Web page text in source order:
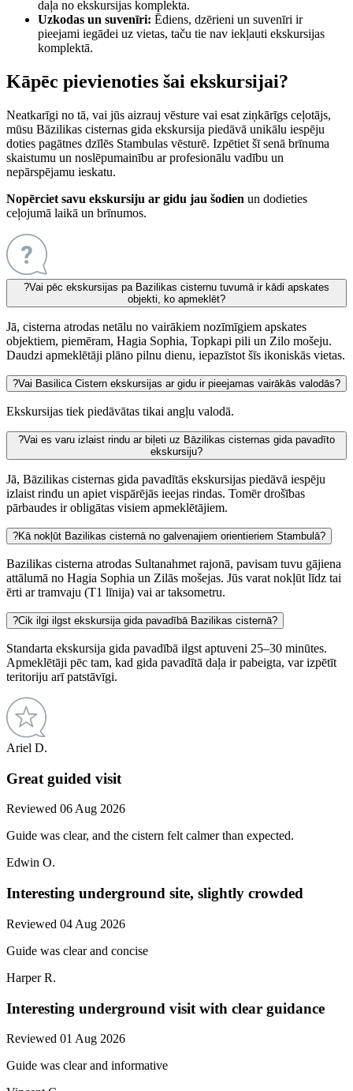
daļa no ekskursijas komplekta.
Uzkodas un suvenīri: Ēdiens, dzērieni un suvenīri ir
pieejami iegādei uz vietas, taču tie nav iekļauti ekskursijas
komplektā.
Kāpēc pievienoties šai ekskursijai?
Neatkarīgi no tā, vai jūs aizrauj vēsture vai esat ziņkārīgs ceļotājs,
mūsu Bāzilikas cisternas gida ekskursija piedāvā unikālu iespēju
doties pagātnes dzīlēs Stambulas vēsturē. Izpētiet šī senā brīnuma
skaistumu un noslēpumainību ar profesionālu vadību un
nepārspējamu ieskatu.
Nopērciet savu ekskursiju ar gidu jau šodien un dodieties
ceļojumā laikā un brīnumos.
?Vai pēc ekskursijas pa Bazilikas cisternu tuvumā ir kādi apskates
objekti, ko apmeklēt?
Jā, cisterna atrodas netālu no vairākiem nozīmīgiem apskates
objektiem, piemēram, Hagia Sophia, Topkapi pili un Zilo mošeju.
Daudzi apmeklētāji plāno pilnu dienu, iepazīstot šīs ikoniskās vietas​.
?Vai Basilica Cistern ekskursijas ar gidu ir pieejamas vairākās valodās?
Ekskursijas tiek piedāvātas tikai angļu valodā.
?Vai es varu izlaist rindu ar biļeti uz Bāzilikas cisternas gida pavadīto
ekskursiju?
Jā, Bāzilikas cisternas gida pavadītās ekskursijas piedāvā iespēju
izlaist rindu un apiet vispārējās ieejas rindas. Tomēr drošības
pārbaudes ir obligātas visiem apmeklētājiem.
?Kā nokļūt Bazilikas cisternā no galvenajiem orientieriem Stambulā?
Bazilikas cisterna atrodas Sultanahmet rajonā, pavisam tuvu gājiena
attālumā no Hagia Sophia un Zilās mošejas. Jūs varat nokļūt līdz tai
ērti ar tramvaju (T1 līnija) vai ar taksometru​.
?Cik ilgi ilgst ekskursija gida pavadībā Bazilikas cisternā?
Standarta ekskursija gida pavadībā ilgst aptuveni 25–30 minūtes.
Apmeklētāji pēc tam, kad gida pavadītā daļa ir pabeigta, var izpētīt
teritoriju arī patstāvīgi.
Ariel D.
Great guided visit
Reviewed 06 Aug 2026
Guide was clear, and the cistern felt calmer than expected.
Edwin O.
Interesting underground site, slightly crowded
Reviewed 04 Aug 2026
Guide was clear and concise
Harper R.
Interesting underground visit with clear guidance
Reviewed 01 Aug 2026
Guide was clear and informative